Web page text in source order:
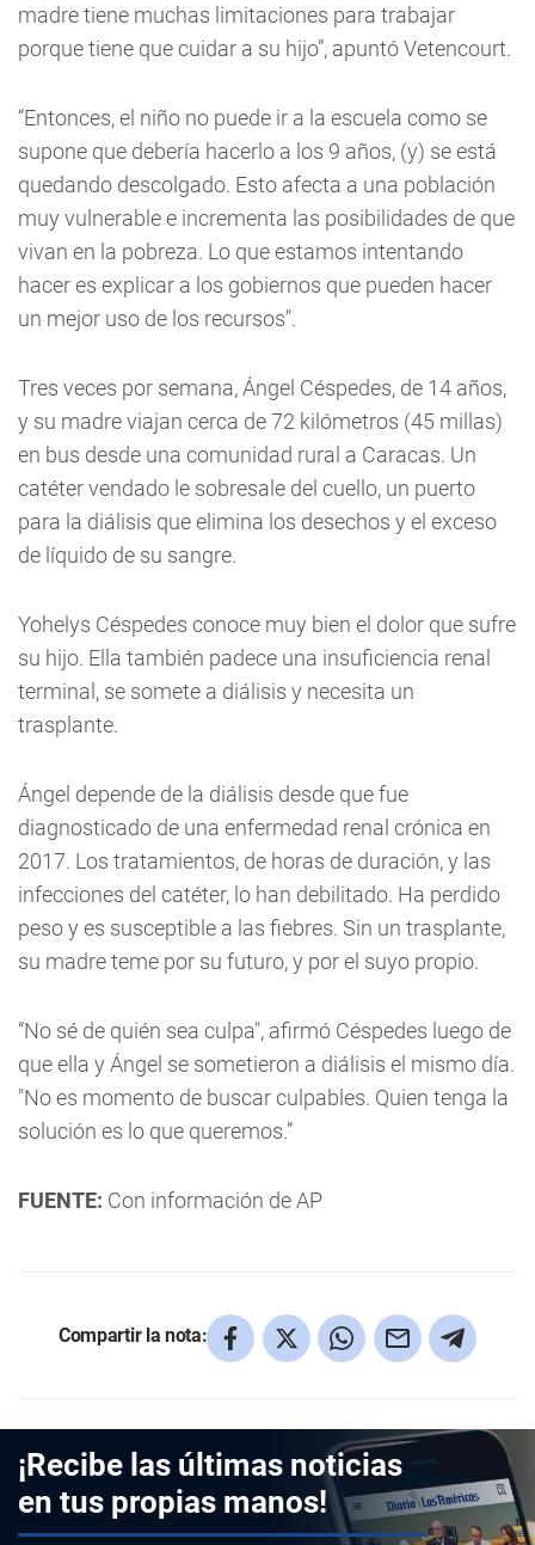
madre tiene muchas limitaciones para trabajar
porque tiene que cuidar a su hijo”, apuntó Vetencourt.
“Entonces, el niño no puede ir a la escuela como se
supone que debería hacerlo a los 9 años, (y) se está
quedando descolgado. Esto afecta a una población
muy vulnerable e incrementa las posibilidades de que
vivan en la pobreza. Lo que estamos intentando
hacer es explicar a los gobiernos que pueden hacer
un mejor uso de los recursos".
Tres veces por semana, Ángel Céspedes, de 14 años,
y su madre viajan cerca de 72 kilómetros (45 millas)
en bus desde una comunidad rural a Caracas. Un
catéter vendado le sobresale del cuello, un puerto
para la diálisis que elimina los desechos y el exceso
de líquido de su sangre.
Yohelys Céspedes conoce muy bien el dolor que sufre
su hijo. Ella también padece una insuficiencia renal
terminal, se somete a diálisis y necesita un
trasplante.
Ángel depende de la diálisis desde que fue
diagnosticado de una enfermedad renal crónica en
2017. Los tratamientos, de horas de duración, y las
infecciones del catéter, lo han debilitado. Ha perdido
peso y es susceptible a las fiebres. Sin un trasplante,
su madre teme por su futuro, y por el suyo propio.
“No sé de quién sea culpa", afirmó Céspedes luego de
que ella y Ángel se sometieron a diálisis el mismo día.
"No es momento de buscar culpables. Quien tenga la
solución es lo que queremos.”
FUENTE: Con información de AP
Compartir la nota:
¡Recibe las últimas noticias
en tus propias manos!